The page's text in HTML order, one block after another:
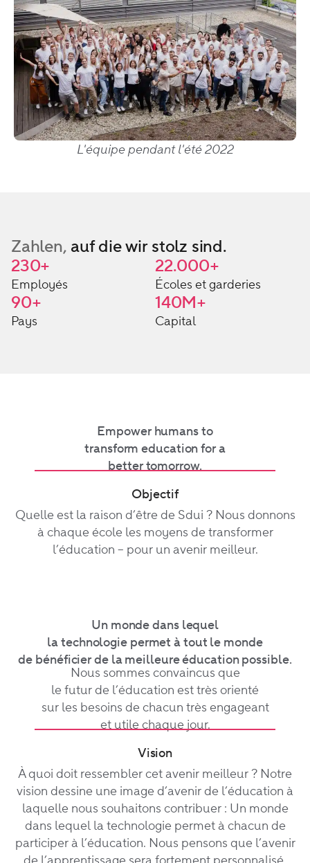
L'équipe pendant l'été 2022
Zahlen, auf die wir stolz sind.
Employés
230+
Écoles et garderies
22.000+
Pays
90+
Capital
140M+
Empower humans to
transform education for a
better tomorrow.
Objectif
Quelle est la raison d’être de Sdui ? Nous donnons
à chaque école les moyens de transformer
l’éducation – pour un avenir meilleur.
Un monde dans lequel
la technologie permet à tout le monde
de bénéficier de la meilleure éducation possible.
Nous sommes convaincus que
le futur de l’éducation est très orienté
sur les besoins de chacun très engageant
et utile chaque jour.
Vision
À quoi doit ressembler cet avenir meilleur ? Notre
vision dessine une image d’avenir de l’éducation à
laquelle nous souhaitons contribuer : Un monde
dans lequel la technologie permet à chacun de
participer à l’éducation. Nous pensons que l’avenir
de l’apprentissage sera fortement personnalisé,